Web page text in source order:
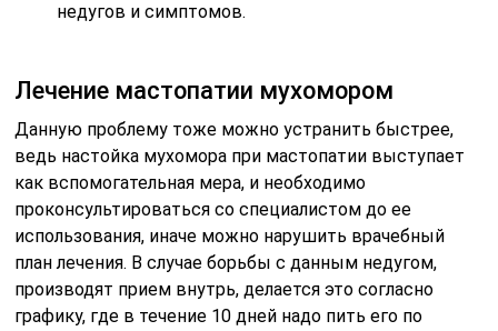
недугов и симптомов.
Лечение мастопатии мухомором
Данную проблему тоже можно устранить быстрее,
ведь настойка мухомора при мастопатии выступает
как вспомогательная мера, и необходимо
проконсультироваться со специалистом до ее
использования, иначе можно нарушить врачебный
план лечения. В случае борьбы с данным недугом,
производят прием внутрь, делается это согласно
графику, где в течение 10 дней надо пить его по